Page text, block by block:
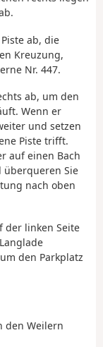
ab, die
Kreuzung,
Nr. 447.
ab, um den
Wenn er
und setzen
Piste trifft.
auf einen Bach
überqueren Sie
nach oben
der linken Seite
den Parkplatz
den Weilern